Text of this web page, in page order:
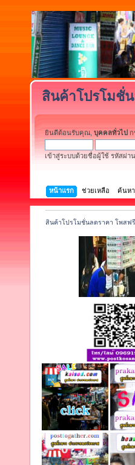
สินค้าโปรโมชั่
ยินดีต้อนรับคุณ, บุคคลทั่วไป
เข้าสู่ระบบด้วยชื่อผู้ใช้ รหัสผ่า
หน้าแรก ช่วยเหลือ ค้นหา
สินค้าโปรโมชั่นลดราคา โพสฟ